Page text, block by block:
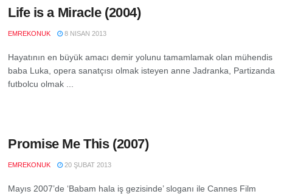
Life is a Miracle (2004)
EMREKONUK 8 NISAN 2013
Hayatının en büyük amacı demir yolunu tamamlamak olan mühendis
baba Luka, opera sanatçısı olmak isteyen anne Jadranka, Partizanda
futbolcu olmak ...
Promise Me This (2007)
EMREKONUK 20 ŞUBAT 2013
Mayıs 2007’de ‘Babam hala iş gezisinde’ sloganı ile Cannes Film